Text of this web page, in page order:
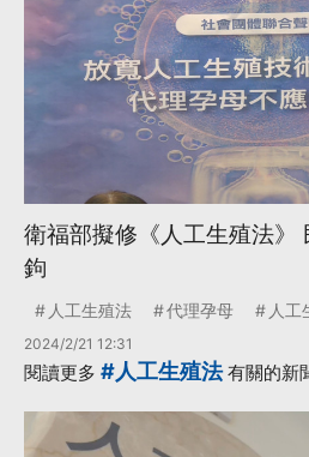
衛福部擬修《人工生殖法》
鉤
人工生殖法 代理孕母 人工
2024/2/21 12:31
閱讀更多 #人工生殖法有關的新